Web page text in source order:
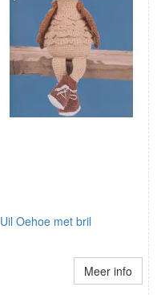
Uil Oehoe met bril
Meer info